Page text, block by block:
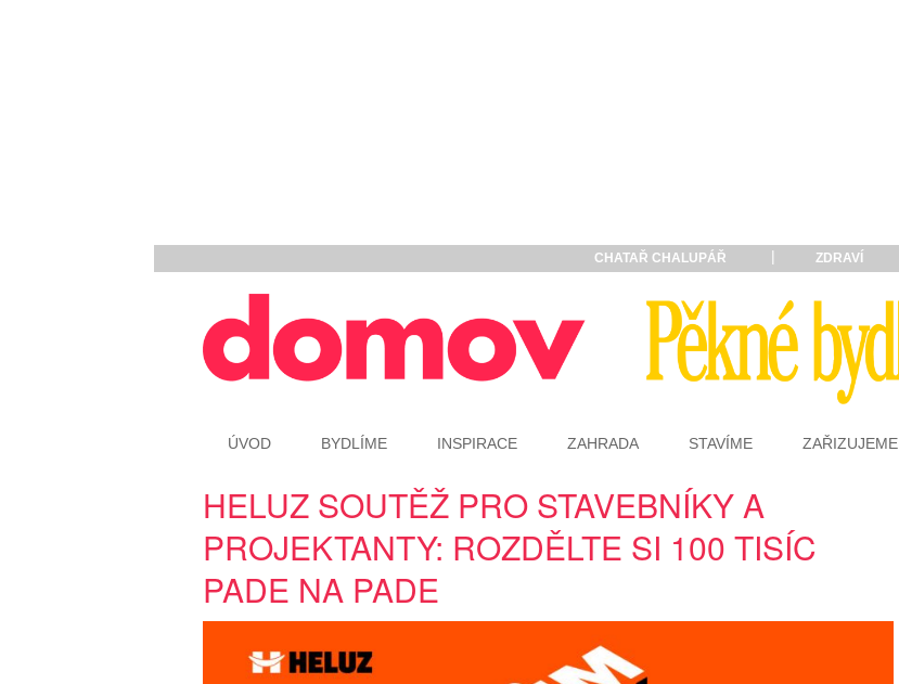
CHATAŘ CHALUPÁŘ ZDRAVÍ
ÚVOD BYDLÍME INSPIRACE ZAHRADA STAVÍME ZAŘIZUJEME
HELUZ SOUTĚŽ PRO STAVEBNÍKY A
PROJEKTANTY: ROZDĚLTE SI 100 TISÍC
PADE NA PADE